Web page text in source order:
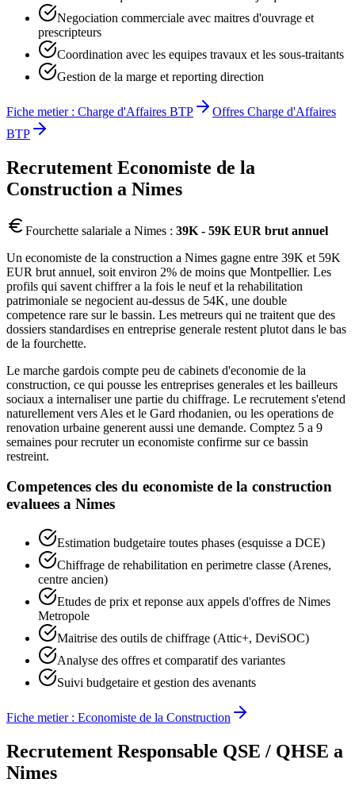
Negociation commerciale avec maitres d'ouvrage et
prescripteurs
Coordination avec les equipes travaux et les sous-traitants
Gestion de la marge et reporting direction
Fiche metier : Charge d'Affaires BTP Offres Charge d'Affaires
BTP
Recrutement Economiste de la
Construction a Nimes
Fourchette salariale a Nimes : 39K - 59K EUR brut annuel
Un economiste de la construction a Nimes gagne entre 39K et 59K
EUR brut annuel, soit environ 2% de moins que Montpellier. Les
profils qui savent chiffrer a la fois le neuf et la rehabilitation
patrimoniale se negocient au-dessus de 54K, une double
competence rare sur le bassin. Les metreurs qui ne traitent que des
dossiers standardises en entreprise generale restent plutot dans le bas
de la fourchette.
Le marche gardois compte peu de cabinets d'economie de la
construction, ce qui pousse les entreprises generales et les bailleurs
sociaux a internaliser une partie du chiffrage. Le recrutement s'etend
naturellement vers Ales et le Gard rhodanien, ou les operations de
renovation urbaine generent aussi une demande. Comptez 5 a 9
semaines pour recruter un economiste confirme sur ce bassin
restreint.
Competences cles du economiste de la construction
evaluees a Nimes
Estimation budgetaire toutes phases (esquisse a DCE)
Chiffrage de rehabilitation en perimetre classe (Arenes,
centre ancien)
Etudes de prix et reponse aux appels d'offres de Nimes
Metropole
Maitrise des outils de chiffrage (Attic+, DeviSOC)
Analyse des offres et comparatif des variantes
Suivi budgetaire et gestion des avenants
Fiche metier : Economiste de la Construction
Recrutement Responsable QSE / QHSE a
Nimes